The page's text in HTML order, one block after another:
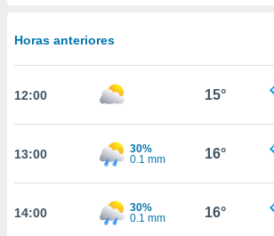
digital
ou
a nossa
CONTINUAR
Horas anteriores
12:00 15°
13:00
30%
0.1 mm
16°
14:00
30%
0.1 mm
16°